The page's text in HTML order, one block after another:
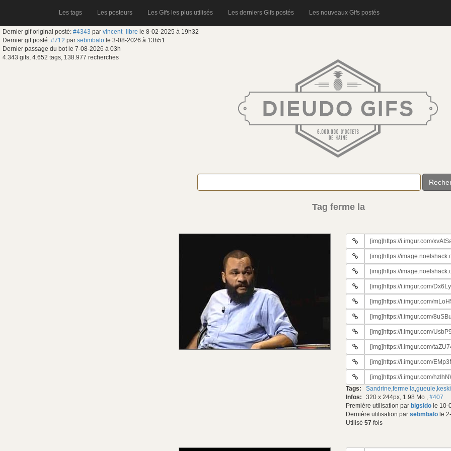
Les tags Les posteurs Les Gifs les plus utilisés Les derniers Gifs postés Les nouveaux Gifs postés
Dernier gif original posté: #4343 par vincent_libre le 8-02-2025 à 19h32
Dernier gif posté: #712 par sebmbalo le 3-08-2026 à 13h51
Dernier passage du bot le 7-08-2026 à 03h
4.343 gifs, 4.652 tags, 138.977 recherches
Tag ferme la
URL
gif:
URL
gif:
URL
gif:
URL
gif:
URL
gif:
URL
gif:
URL
gif:
URL
gif:
URL
gif:
URL
#10
du
gif:
Tags: Sandrine,ferme la,gueule,
Infos: 320 x 244px, 1.98 Mo , #407
Première utilisation par bigsido le 10-
Dernière utilisation par sebmbalo le
Utilisé 57 fois